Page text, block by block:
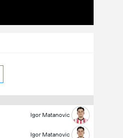
Igor Matanovic
Igor Matanovic